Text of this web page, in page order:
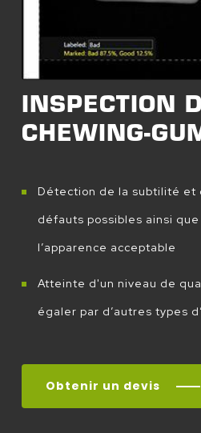
INSPECTION
CHEWING-
Détection de la subtilité et
défauts possibles ainsi
l’apparence acceptable
Atteinte d'un niveau de
égaler par d’autres types
Obtenir un devis